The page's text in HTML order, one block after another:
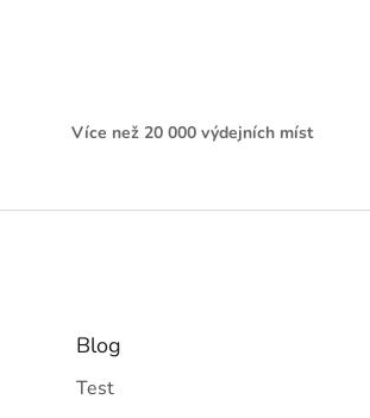
Více než 20 000 výdejních míst
Blog
Test